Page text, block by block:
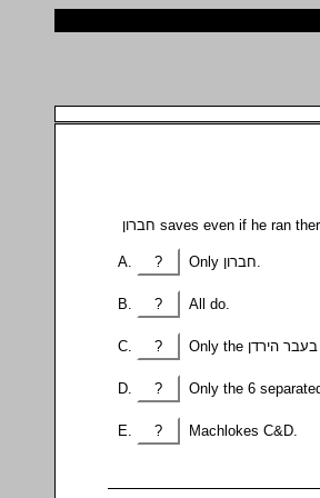
?
? All do.
?
? Only the 6
? Machlokes C&D.